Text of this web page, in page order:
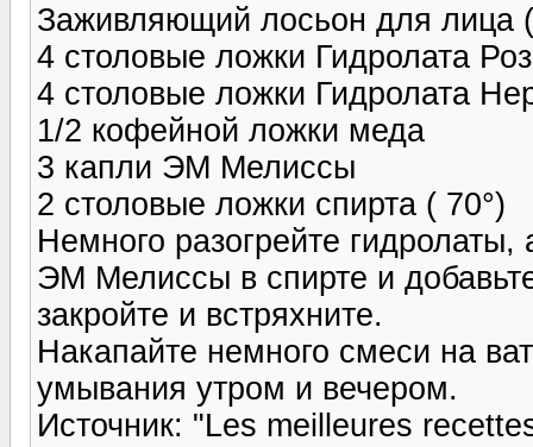
Заживляющий лосьон для лица
4 столовые ложки Гидролата
4 столовые ложки Гидролата
1/2 кофейной ложки меда
3 капли ЭМ Мелиссы
2 столовые ложки спирта ( 70°)
Немного разогрейте
ЭМ Мелиссы в спирте и
закройте и встряхните.
Накапайте немного смеси на
умывания утром и вечером.
Источник: "Les meilleures